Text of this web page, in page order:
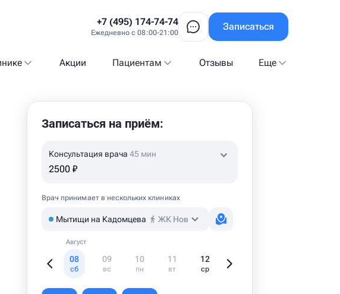
+7 (495) 174-74-74
Ежедневно с 08:00-21:00
Записаться
Акции Пациентам Отзывы
Еще
Записаться на приём:
Консультация врача 45 мин
2500 ₽
Врач принимает в нескольких клиниках
Мытищи на Кадомцева ЖК Новое Медведково
Август
08
сб
09
вс
10
пн
11
вт
12
ср